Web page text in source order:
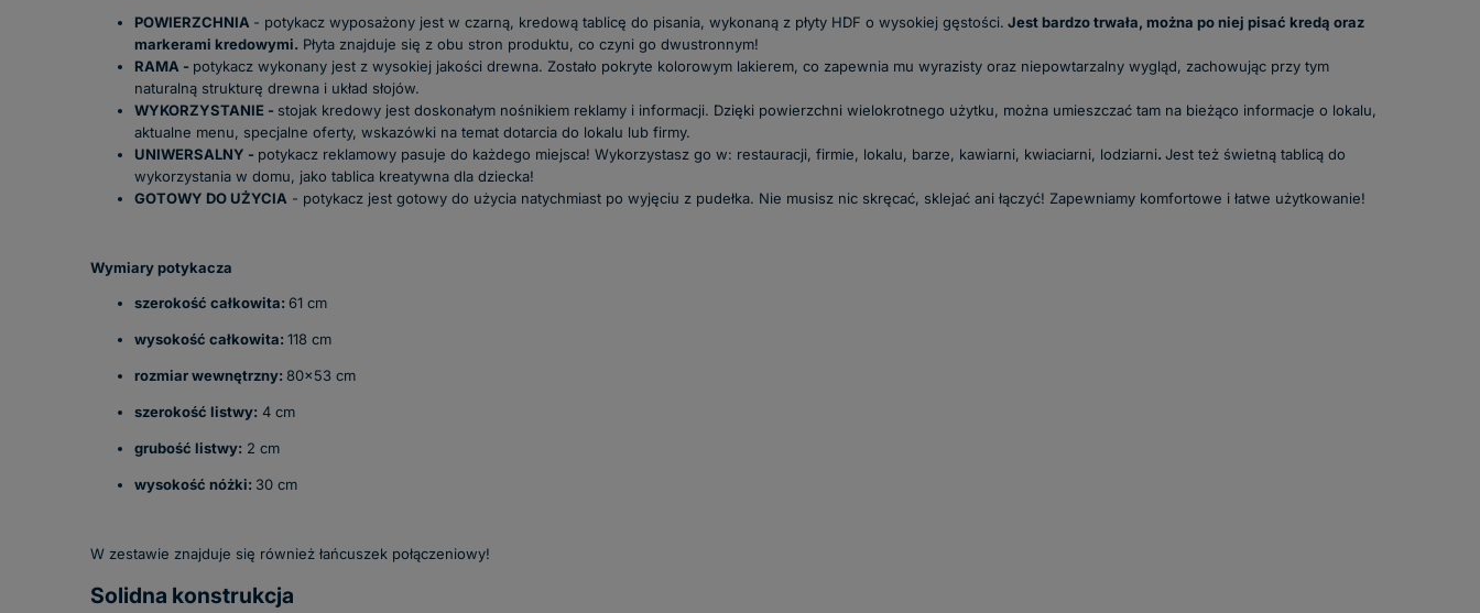
POWIERZCHNIA - potykacz wyposażony jest w czarną, kredową tablicę do pisania, wykonaną z płyty HDF o wysokiej gęstości. Jest bardzo trwała, można po niej pisać kredą oraz
markerami kredowymi. Płyta znajduje się z obu stron produktu, co czyni go dwustronnym!
RAMA - potykacz wykonany jest z wysokiej jakości drewna. Zostało pokryte kolorowym lakierem, co zapewnia mu wyrazisty oraz niepowtarzalny wygląd, zachowując przy tym
naturalną strukturę drewna i układ słojów.
WYKORZYSTANIE - stojak kredowy jest doskonałym nośnikiem reklamy i informacji. Dzięki powierzchni wielokrotnego użytku, można umieszczać tam na bieżąco informacje o lokalu,
aktualne menu, specjalne oferty, wskazówki na temat dotarcia do lokalu lub firmy.
UNIWERSALNY - potykacz reklamowy pasuje do każdego miejsca! Wykorzystasz go w: restauracji, firmie, lokalu, barze, kawiarni, kwiaciarni, lodziarni. Jest też świetną tablicą do
wykorzystania w domu, jako tablica kreatywna dla dziecka!
GOTOWY DO UŻYCIA - potykacz jest gotowy do użycia natychmiast po wyjęciu z pudełka. Nie musisz nic skręcać, sklejać ani łączyć! Zapewniamy komfortowe i łatwe użytkowanie!
Wymiary potykacza
szerokość całkowita: 61 cm
wysokość całkowita: 118 cm
rozmiar wewnętrzny: 80x53 cm
szerokość listwy: 4 cm
grubość listwy: 2 cm
wysokość nóżki: 30 cm
W zestawie znajduje się również łańcuszek połączeniowy!
Solidna konstrukcja